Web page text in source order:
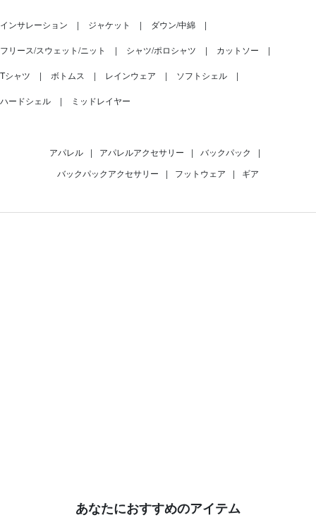
インサレーション ジャケット ダウン/中綿
フリース/スウェット/ニット シャツ/ポロシャツ カットソー
Tシャツ ボトムス レインウェア ソフトシェル
ハードシェル ミッドレイヤー
アパレル | アパレルアクセサリー | バックパック
|
バックパックアクセサリー
| フットウェア | ギア
あなたにおすすめのアイテム